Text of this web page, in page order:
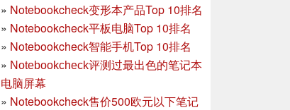
» Notebookcheck变形本产品Top 10排名
» Notebookcheck平板电脑Top 10排名
» Notebookcheck智能手机Top 10排名
» Notebookcheck评测过最出色的笔记本
电脑屏幕
» Notebookcheck售价500欧元以下笔记